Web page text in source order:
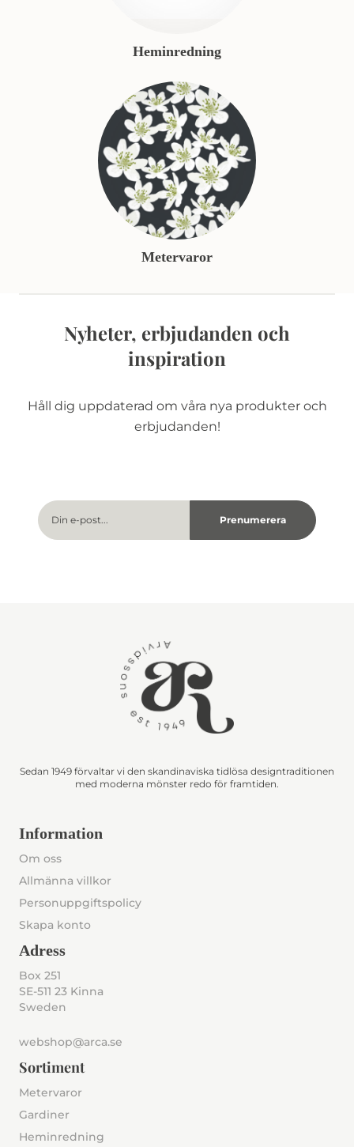
Heminredning
Metervaror
Nyheter, erbjudanden och
inspiration
Håll dig uppdaterad om våra nya produkter och
erbjudanden!
Sedan 1949 förvaltar vi den skandinaviska tidlösa designtraditionen
med moderna mönster redo för framtiden.
Information
Om oss
Allmänna villkor
Personuppgiftspolicy
Skapa konto
Adress
Box 251
SE-511 23 Kinna
Sweden
webshop@arca.se
Sortiment
Metervaror
Gardiner
Heminredning